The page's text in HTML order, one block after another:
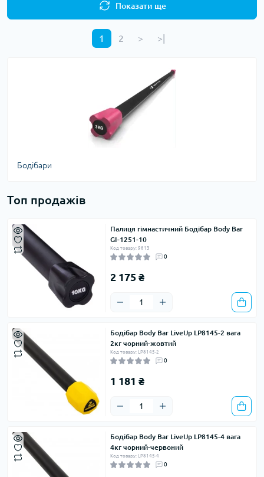
Показати ще
1 2 > >|
Бодібари
Топ продажів
Палиця гімнастичний Бодібар Body Bar
GI-1251-10
Код товару: 9813
0
2 175 ₴
Бодібар Body Bar LiveUp LP8145-2 вага
2кг чорний-жовтий
Код товару: LP8145-2
0
1 181 ₴
Бодібар Body Bar LiveUp LP8145-4 вага
4кг чорний-червоний
Код товару: LP8145-4
0